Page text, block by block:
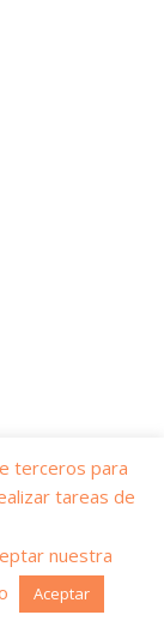
reservados
terceros para
tareas de
nuestra
Aceptar